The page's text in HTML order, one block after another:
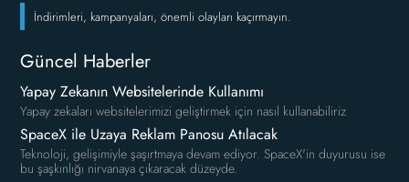
İndirimleri, kampanyaları, önemli olayları kaçırmayın.
Güncel Haberler
Yapay Zekanın Websitelerinde Kullanımı
Yapay zekaları websitelerimizi geliştirmek için nasıl kullanabiliriz
SpaceX ile Uzaya Reklam Panosu Atılacak
Teknoloji, gelişimiyle şaşırtmaya devam ediyor. SpaceX'in duyurusu ise
bu şaşkınlığı nirvanaya çıkaracak düzeyde.